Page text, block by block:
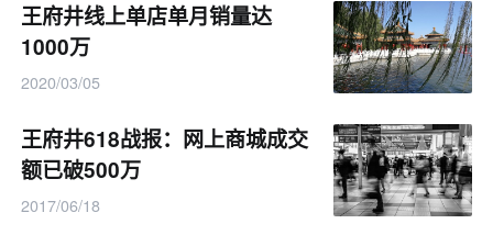
王府井线上单店单月销量达
1000万
2020/03/05
王府井618战报：网上商城成交
额已破500万
2017/06/18